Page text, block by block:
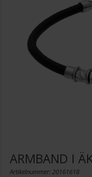
ARMBAND I
Artikelnummer: 20161618